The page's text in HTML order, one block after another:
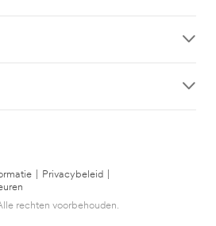
Privacybeleid
rechten voorbehouden.